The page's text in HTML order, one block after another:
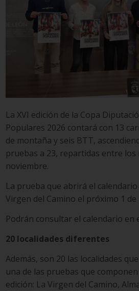
La XVI edición de la Copa
Populares 2026 contará con 13
de montaña y seis BTT,
pruebas a 23, repartidas entre los
noviembre.
La prueba que abrirá el calendario
Virgen del Camino el próximo 1 de
Podrán consultar el calendario en
20 localidades diferentes
Además, son 20 las localidades
una de las pruebas que
edición: La Virgen del Camino,